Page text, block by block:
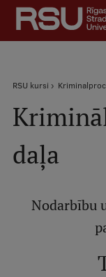
Pārlekt
galveno
saturu
Latviski
Meklēt Mobile
augšējā
izvēlne
Skolēniem
Studentiem
Absolventiem
RSU kursi
daļa
Nodarbību